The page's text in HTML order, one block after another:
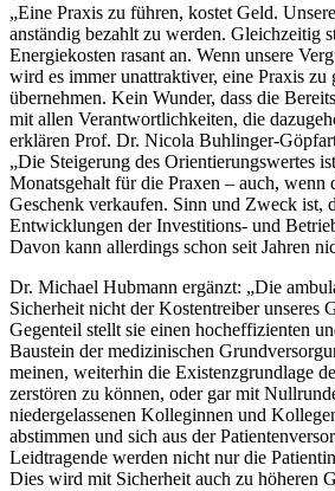
„Eine Praxis zu führen, kostet Geld.
anständig bezahlt zu werden. Gleichzeitig
Energiekosten rasant an. Wenn unsere
wird es immer unattraktiver, eine Praxis zu
übernehmen. Kein Wunder, dass die
mit allen Verantwortlichkeiten, die
erklären Prof. Dr. Nicola Buhlinger-
„Die Steigerung des Orientierungswertes
Monatsgehalt für die Praxen – auch, wenn
Geschenk verkaufen. Sinn und Zweck ist,
Entwicklungen der Investitions- und
Davon kann allerdings schon seit Jahren
Dr. Michael Hubmann ergänzt: „Die
Sicherheit nicht der Kostentreiber unseres
Gegenteil stellt sie einen hocheffizienten
Baustein der medizinischen
meinen, weiterhin die Existenzgrundlage
zerstören zu können, oder gar mit
niedergelassenen Kolleginnen und
abstimmen und sich aus der
Leidtragende werden nicht nur die
Dies wird mit Sicherheit auch zu höheren